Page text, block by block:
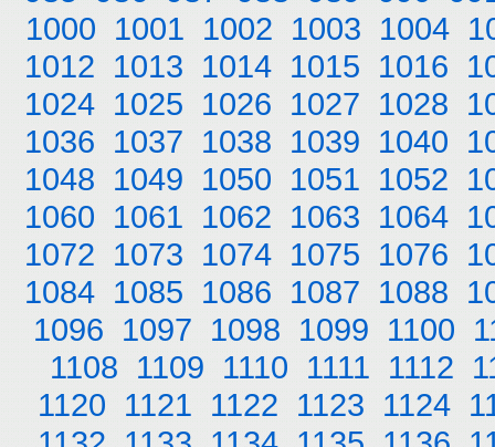
1000 1001 1002 1003 1004
1012 1013 1014 1015 1016
1024 1025 1026 1027 1028
1036 1037 1038 1039 1040
1048 1049 1050 1051 1052
1060 1061 1062 1063 1064
1072 1073 1074 1075 1076
1084 1085 1086 1087 1088
1096 1097 1098 1099 1100
1108 1109 1110 1111 1112
1120 1121 1122 1123 1124